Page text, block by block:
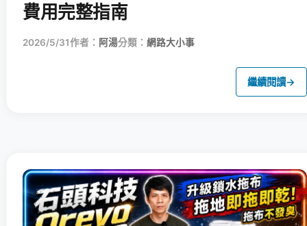
費用完整指南
2026/5/31作者： 阿湯分類： 網路大小事
繼續閱讀→